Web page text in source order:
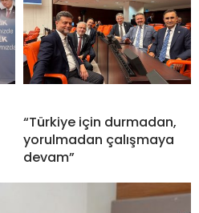
“Türkiye için durmadan,
yorulmadan çalışmaya
devam”